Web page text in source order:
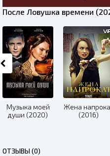
После Ловушка времени
Музыка моей
души (2020)
Жена
(2016)
ОТЗЫВЫ (0)